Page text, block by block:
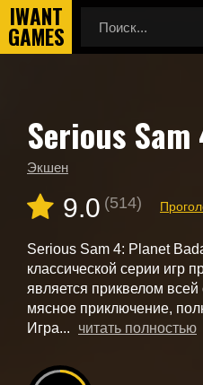
Главная
Новые игры
Serious Sam 4
Serious Sam
Экшен
9.0 (514)
Serious Sam 4: Planet
классической серии игр
является приквелом
мясное приключение,
Игра...
читать полностью